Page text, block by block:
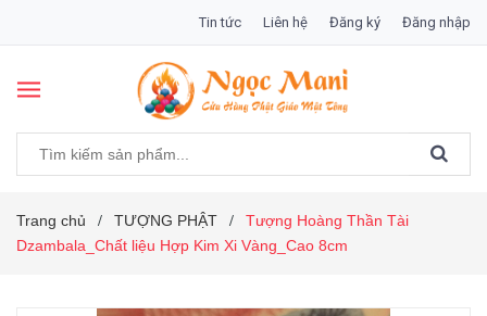
Tin tức Liên hệ Đăng ký Đăng nhập
Trang chủ / TƯỢNG PHẬT /
Tượng Hoàng Thần Tài
Dzambala_Chất liệu Hợp Kim Xi Vàng_Cao 8cm